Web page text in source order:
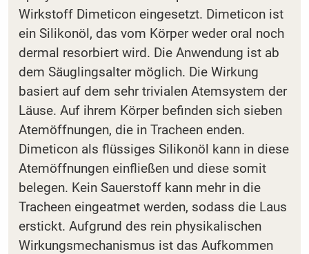
Wirkstoff Dimeticon eingesetzt. Dimeticon ist
ein Silikonöl, das vom Körper weder oral noch
dermal resorbiert wird. Die Anwendung ist ab
dem Säuglingsalter möglich. Die Wirkung
basiert auf dem sehr trivialen Atemsystem der
Läuse. Auf ihrem Körper befinden sich sieben
Atemöffnungen, die in Tracheen enden.
Dimeticon als flüssiges Silikonöl kann in diese
Atemöffnungen einfließen und diese somit
belegen. Kein Sauerstoff kann mehr in die
Tracheen eingeatmet werden, sodass die Laus
erstickt. Aufgrund des rein physikalischen
Wirkungsmechanismus ist das Aufkommen